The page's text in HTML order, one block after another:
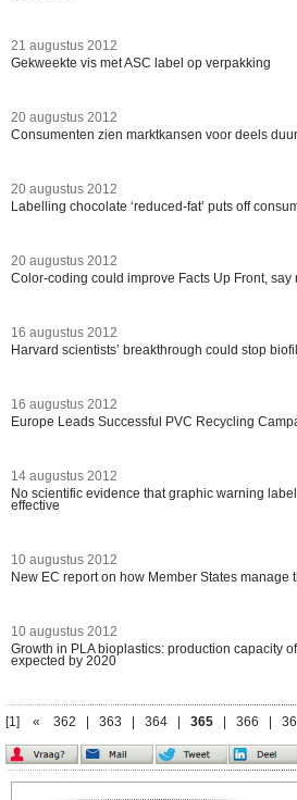
21 augustus 2012
Gekweekte vis met ASC label op verpakking
20 augustus 2012
Consumenten zien marktkansen voor deels
20 augustus 2012
Labelling chocolate ‘reduced-fat’ puts off
20 augustus 2012
Color-coding could improve Facts Up Front, say
16 augustus 2012
Harvard scientists’ breakthrough could stop
16 augustus 2012
Europe Leads Successful PVC Recycling
14 augustus 2012
No scientific evidence that graphic warning
effective
10 augustus 2012
New EC report on how Member States manage
10 augustus 2012
Growth in PLA bioplastics: production capacity
expected by 2020
[1] « 362 363 364 365 366